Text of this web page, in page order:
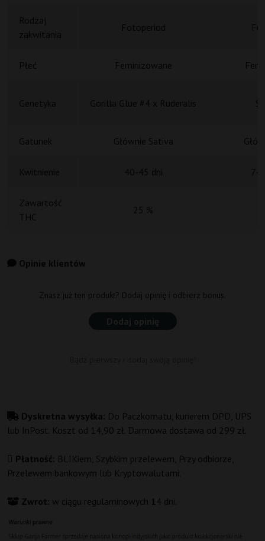
Płeć Feminizowane
Gatunek Głównie Sativa
Zawartość
THC
25 %
Opinie klientów
Znasz już ten produkt? Dodaj opinię i odbierz bonus.
Dodaj opinię
Dyskretna wysyłka: Do Paczkomatu, kurierem DPD, UPS
lub InPost. Koszt od 14,90 zł. Darmowa dostawa od 299 zł.
Płatność: BLIKiem, Szybkim przelewem, Przy odbiorze,
Przelewem bankowym lub Kryptowalutami.
Zwrot: w ciągu regulaminowych 14 dni.